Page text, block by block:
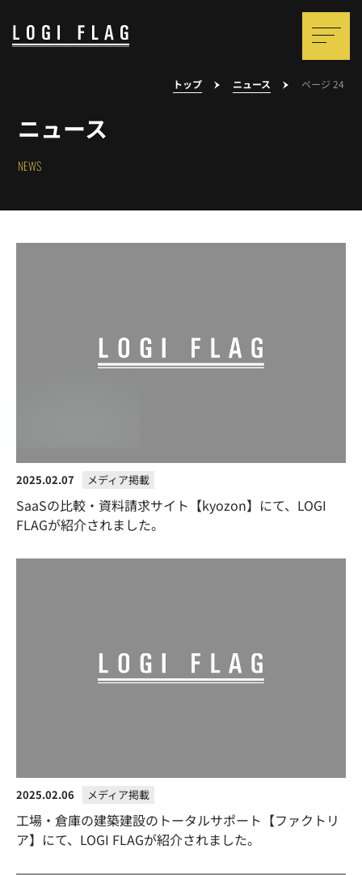
トップ ニュース ページ 24
ニュース
NEWS
2025.02.07 メディア掲載
SaaSの比較・資料請求サイト【kyozon】にて、LOGI
FLAGが紹介されました。
2025.02.06 メディア掲載
工場・倉庫の建築建設のトータルサポート【ファクトリ
ア】にて、LOGI FLAGが紹介されました。